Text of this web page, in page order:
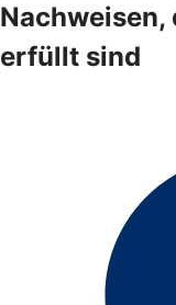
Nachweisen,
erfüllt sind